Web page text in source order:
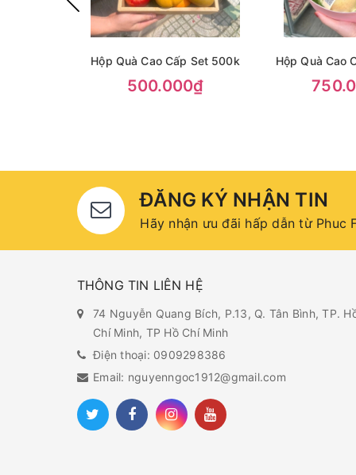
Hộp Quà Cao Cấp Set 500k
500.000₫
Hộp Quà Cao
ĐĂNG KÝ NHẬN TIN
Hãy nhận ưu đãi hấp dẫn từ Phuc
THÔNG TIN LIÊN HỆ
74 Nguyễn Quang Bích, P.13, Q. Tân Bình, TP.
Chí Minh, TP Hồ Chí Minh
Điện thoại: 0909298386
Email: nguyenngoc1912@gmail.com